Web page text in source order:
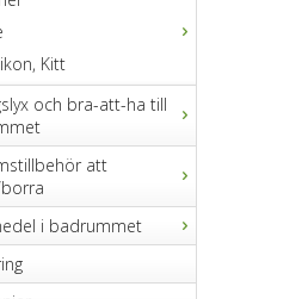
Kitt
och bra-att-ha till
att
i badrummet